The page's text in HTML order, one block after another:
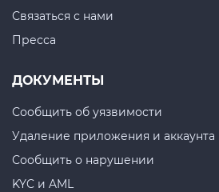
Связаться с нами
Пресса
ДОКУМЕНТЫ
Сообщить об уязвимости
Удаление приложения и аккаунта
Сообщить о нарушении
KYC и AML